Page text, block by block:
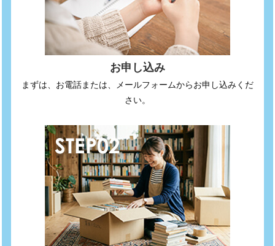
お申し込み
まずは、お電話または、メールフォームからお申し込みくだ
さい。